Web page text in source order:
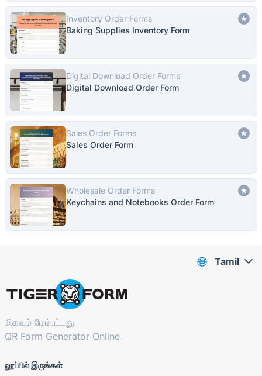
Inventory Order Forms
Baking Supplies Inventory Form
Digital Download Order Forms
Digital Download Order Form
Sales Order Forms
Sales Order Form
Wholesale Order Forms
Keychains and Notebooks Order Form
மிகவும் மேம்பட்டது
QR Form Generator Online
லூப்பில் இருங்கள்
Tamil